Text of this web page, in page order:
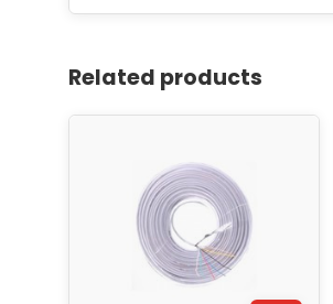
Related products